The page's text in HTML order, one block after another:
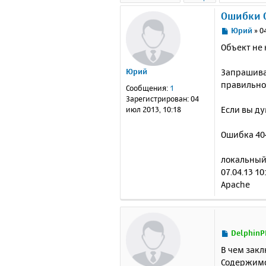
Юрий
Сообщения: 1
Зарегистрирован:04
июл 2013, 10:18
Oшибки
С
о
щ
е
е
Юрий »
Объект не
Если вы
Ошибка
локальный
07.04.13
Apache
С
о
В чем